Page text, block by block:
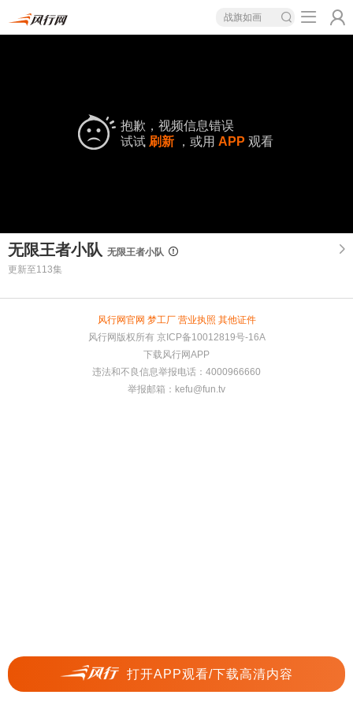
战旗如画
抱歉，视频信息错误
试试 刷新 ，或用 APP 观看
无限王者小队 无限王者小队
更新至113集
打开APP观看/下载高清内容
风行网官网 梦工厂 营业执照 其他证件
风行网版权所有 京ICP备10012819号-16A
下载风行网APP
违法和不良信息举报电话：4000966660
举报邮箱： kefu@fun.tv